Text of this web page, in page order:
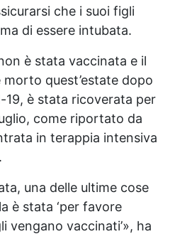
che i suoi figli
di essere intubata.
è stata vaccinata e il
morto quest’estate dopo
è stata ricoverata per
come riportato da
in terappia intensiva
una delle ultime cose
è stata ‘per favore
vengano vaccinati’», ha